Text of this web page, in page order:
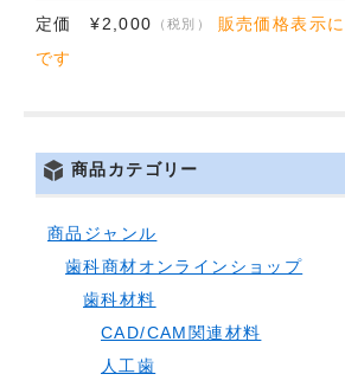
定価 ¥2,000 （税別）
販売価格表示
です
商品カテゴリー
商品ジャンル
歯科商材オンラインショップ
歯科材料
CAD/CAM関連材料
人工歯